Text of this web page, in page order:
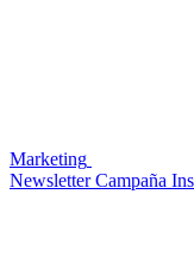
Marketing
Newsletter Campaña